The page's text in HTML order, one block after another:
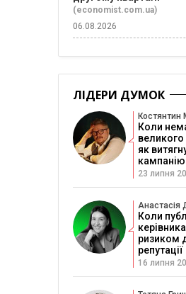
(economist.com.ua)
06.08.2026
ЛІДЕРИ ДУМОК
Костянтин
Коли
як
23 липня
Анастасія
Коли
ризиком
репутації
16 липня